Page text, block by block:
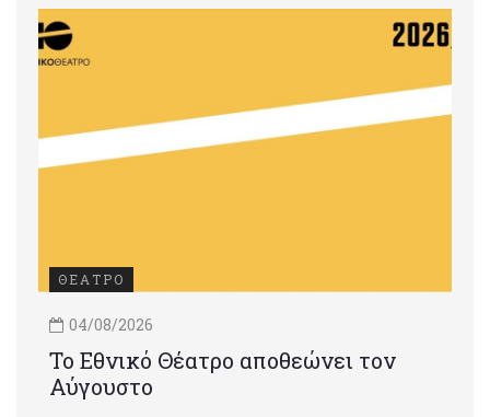
ΘΕΑΤΡΟ
04/08/2026
Το Εθνικό Θέατρο αποθεώνει τον
Αύγουστο